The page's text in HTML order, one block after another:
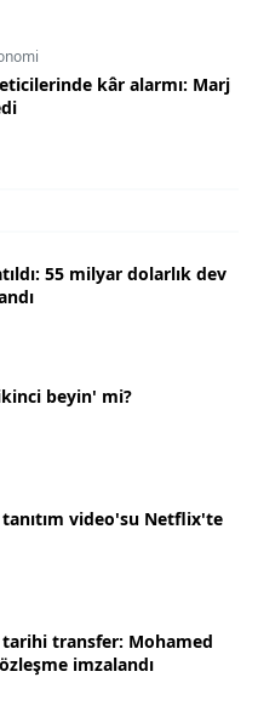
kâr alarmı: Marj
55 milyar dolarlık dev
beyin' mi?
tanıtım video'su Netflix'te
transfer: Mohamed
imzalandı